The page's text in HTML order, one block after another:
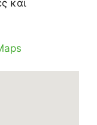
και